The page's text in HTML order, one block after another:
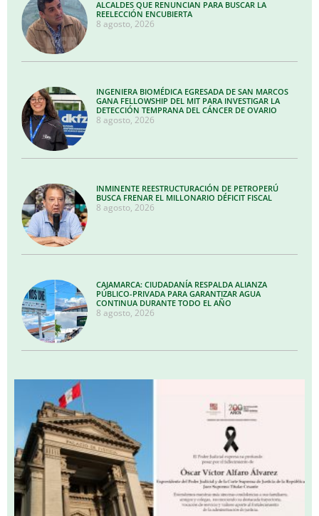
ALCALDES QUE RENUNCIAN PARA BUSCAR LA
REELECCIÓN ENCUBIERTA
8 agosto, 2026
INGENIERA BIOMÉDICA EGRESADA DE SAN MARCOS
GANA FELLOWSHIP DEL MIT PARA INVESTIGAR LA
DETECCIÓN TEMPRANA DEL CÁNCER DE OVARIO
8 agosto, 2026
INMINENTE REESTRUCTURACIÓN DE PETROPERÚ
BUSCA FRENAR EL MILLONARIO DÉFICIT FISCAL
8 agosto, 2026
CAJAMARCA: CIUDADANÍA RESPALDA ALIANZA
PÚBLICO-PRIVADA PARA GARANTIZAR AGUA
CONTINUA DURANTE TODO EL AÑO
8 agosto, 2026